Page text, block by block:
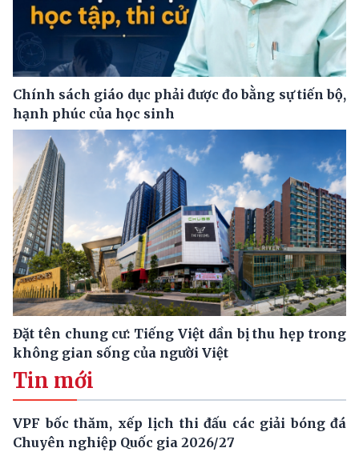
Chính sách giáo dục phải được đo bằng sự tiến bộ,
hạnh phúc của học sinh
Đặt tên chung cư: Tiếng Việt dần bị thu hẹp trong
không gian sống của người Việt
Tin mới
VPF bốc thăm, xếp lịch thi đấu các giải bóng đá
Chuyên nghiệp Quốc gia 2026/27